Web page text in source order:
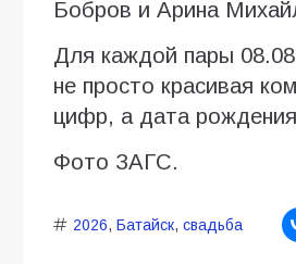
Бобров и Арина
Для каждой пары
не просто красивая
цифр, а дата
Фото ЗАГС.
2026, Батайск, свадьба